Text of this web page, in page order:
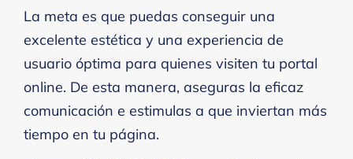
La meta es que puedas conseguir una
excelente estética y una experiencia de
usuario óptima para quienes visiten tu portal
online. De esta manera, aseguras la eficaz
comunicación e estimulas a que inviertan más
tiempo en tu página.